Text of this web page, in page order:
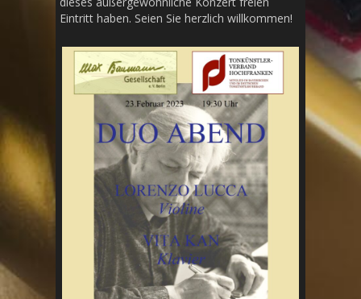
Eintritt haben. Seien Sie herzlich willkommen!